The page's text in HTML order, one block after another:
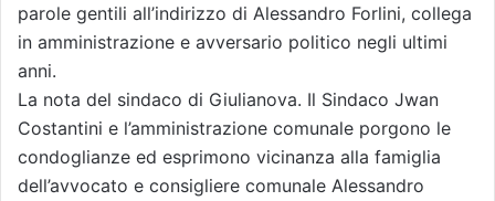
parole gentili all’indirizzo di Alessandro Forlini, collega
in amministrazione e avversario politico negli ultimi
anni.
La nota del sindaco di Giulianova. Il Sindaco Jwan
Costantini e l’amministrazione comunale porgono le
condoglianze ed esprimono vicinanza alla famiglia
dell’avvocato e consigliere comunale Alessandro